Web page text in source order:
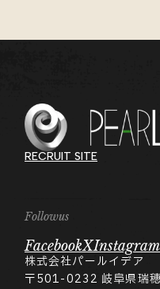
RECRUIT SITE
Followus
FacebookXInstagram
株式会社パールイデア
〒501-0232 岐阜県瑞